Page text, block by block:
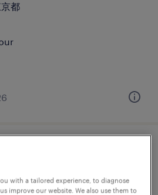
都
都
with a tailored experience, to diagnose
improve our website. We also use them to